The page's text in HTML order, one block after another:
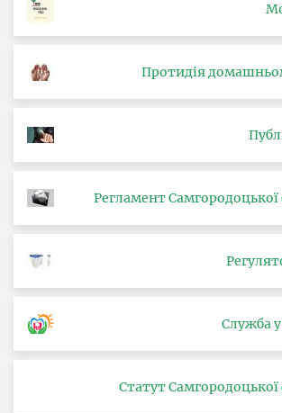
Протидія
Регламент Самгородоцької
Служба
Статут Самгородоцької